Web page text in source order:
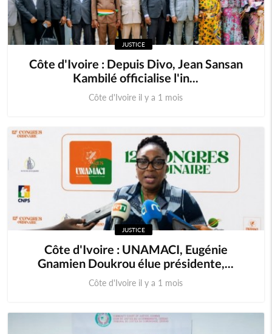
JUSTICE
Côte d'Ivoire : Depuis Divo, Jean Sansan
Kambilé officialise l'in...
Côte d'Ivoire il y a 1 mois
JUSTICE
Côte d'Ivoire : UNAMACI, Eugénie
Gnamien Doukrou élue présidente,...
Côte d'Ivoire il y a 1 mois